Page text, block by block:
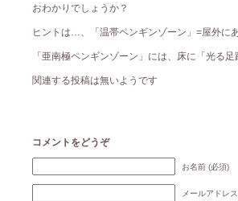
おわかりでしょうか？
ヒントは…、「温帯ペンギンゾーン」=屋外に
「亜南極ペンギンゾーン」には、床に「光る
関連する投稿は無いようです
コメントをどうぞ
お名前 (必須)
メールアドレ